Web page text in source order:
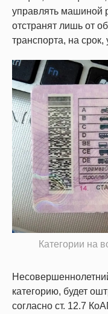
управлять машиной
отстранят лишь от
транспорта, на
Категории на
категорию, будет
согласно ст. 12.7